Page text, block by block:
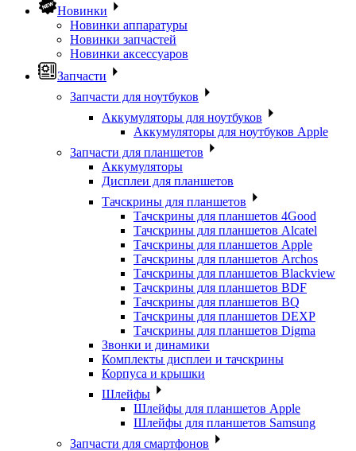
Новинки
Новинки аппаратуры
Новинки запчастей
Новинки аксессуаров
Запчасти
Запчасти для ноутбуков
Аккумуляторы для ноутбуков
Аккумуляторы для ноутбуков Apple
Запчасти для планшетов
Аккумуляторы
Дисплеи для планшетов
Тачскрины для планшетов
Тачскрины для планшетов 4Good
Тачскрины для планшетов Alcatel
Тачскрины для планшетов Apple
Тачскрины для планшетов Archos
Тачскрины для планшетов Blackview
Тачскрины для планшетов BDF
Тачскрины для планшетов BQ
Тачскрины для планшетов DEXP
Тачскрины для планшетов Digma
Звонки и динамики
Комплекты дисплеи и тачскрины
Корпуса и крышки
Шлейфы
Шлейфы для планшетов Apple
Шлейфы для планшетов Samsung
Запчасти для смартфонов